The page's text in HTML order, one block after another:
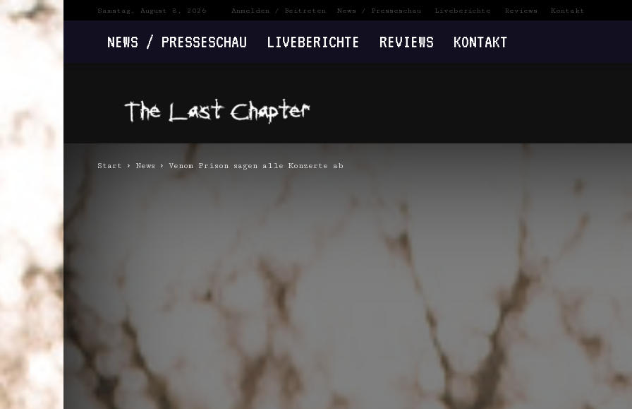
Samstag, August 8, 2026 Anmelden / Beitreten News / Presseschau Liveberichte Reviews Kontakt
NEWS / PRESSESCHAU LIVEBERICHTE REVIEWS KONTAKT
Last
Chapter
Start News Venom Prison sagen alle Konzerte ab